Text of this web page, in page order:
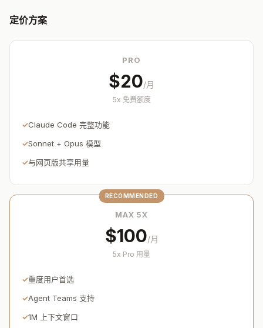
定价方案
PRO
$20/月
5x 免费额度
Claude Code 完整功能
Sonnet + Opus 模型
与网页版共享用量
MAX 5X
$100/月
5x Pro 用量
重度用户首选
Agent Teams 支持
1M 上下文窗口